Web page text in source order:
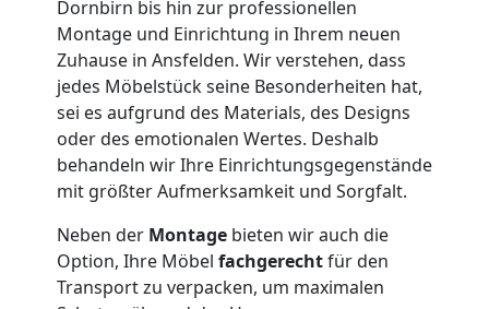
Dornbirn bis hin zur professionellen
Montage und Einrichtung in Ihrem neuen
Zuhause in Ansfelden. Wir verstehen, dass
jedes Möbelstück seine Besonderheiten hat,
sei es aufgrund des Materials, des Designs
oder des emotionalen Wertes. Deshalb
behandeln wir Ihre Einrichtungsgegenstände
mit größter Aufmerksamkeit und Sorgfalt.
Neben der Montage bieten wir auch die
Option, Ihre Möbel fachgerechtfür den
Transport zu verpacken, um maximalen
Möbeltransport
Dornbirn
Beiladung
Dornbirn